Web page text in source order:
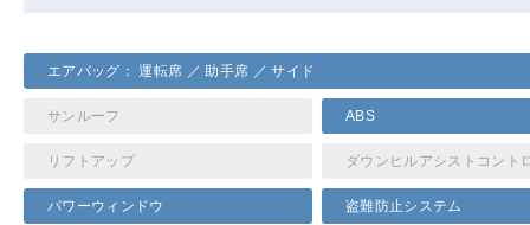
エアバッグ： 運転席 ／ 助手席 ／ サイド
サンルーフ ABS
リフトアップ ダウンヒルアシストコント
パワーウィンドウ 盗難防止システム